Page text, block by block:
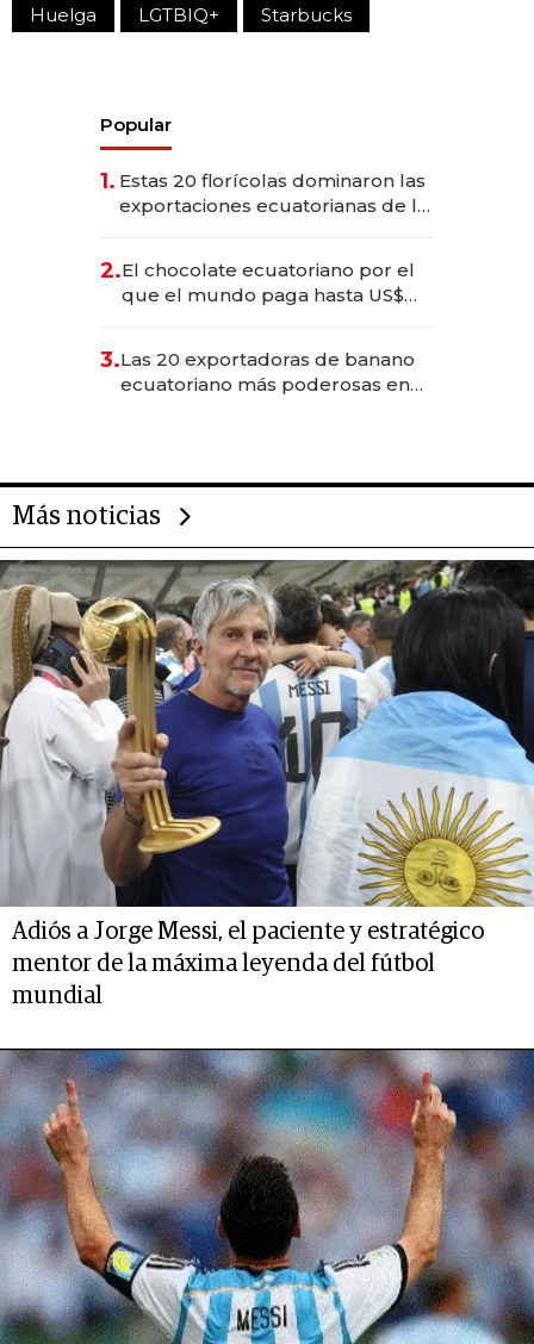
Huelga LGTBIQ+ Starbucks
Popular
1. Estas 20 florícolas dominaron las
exportaciones ecuatorianas de la
2.El chocolate ecuatoriano por el
que el mundo paga hasta US$
3.Las 20 exportadoras de banano
ecuatoriano más poderosas en
Más noticias
Adiós a Jorge Messi, el paciente y estratégico
mentor de la máxima leyenda del fútbol
mundial